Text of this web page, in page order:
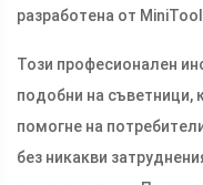
разработена от
Този професионален
подобни на съветници,
помогне на
без никакви